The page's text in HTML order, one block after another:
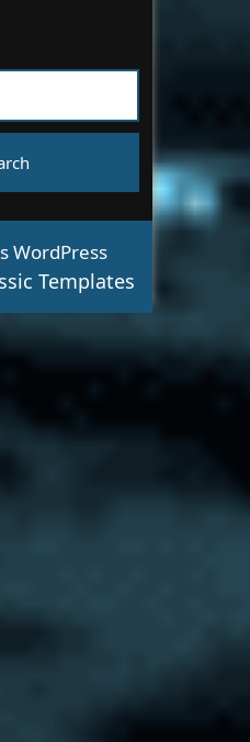
WordPress
Templates